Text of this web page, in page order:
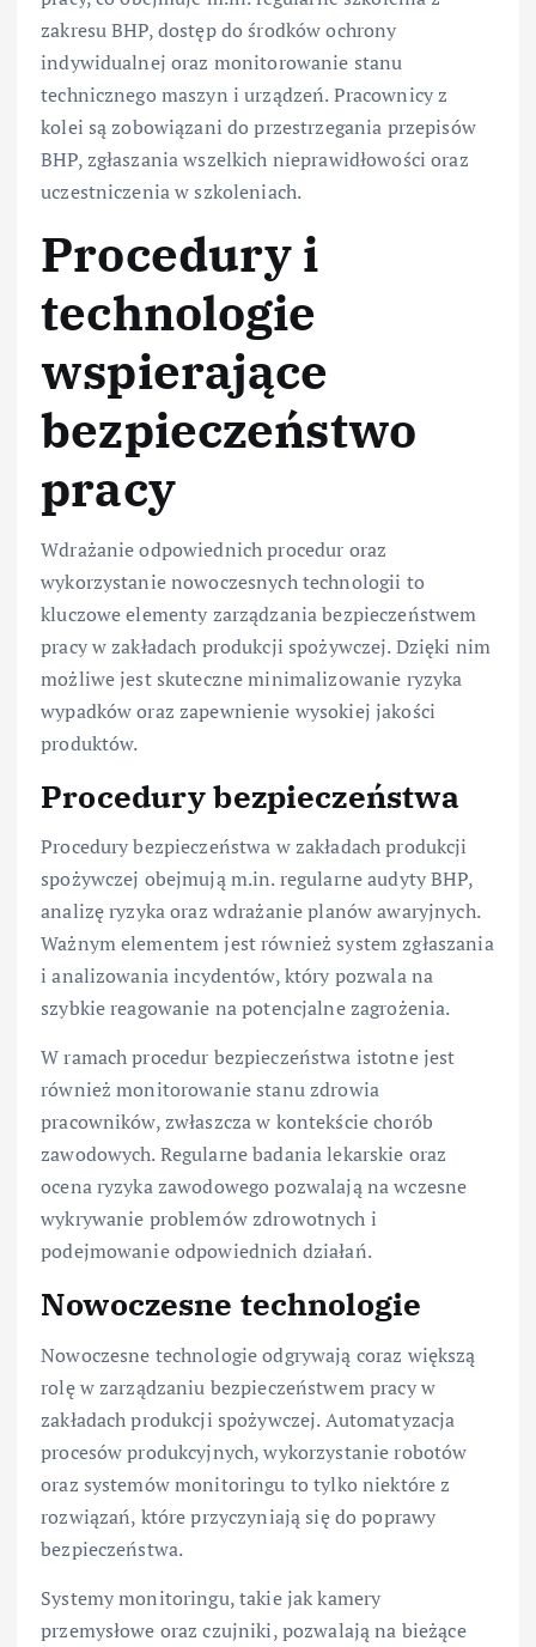
zakresu BHP, dostęp do środków ochrony
indywidualnej oraz monitorowanie stanu
technicznego maszyn i urządzeń. Pracownicy z
kolei są zobowiązani do przestrzegania przepisów
BHP, zgłaszania wszelkich nieprawidłowości oraz
uczestniczenia w szkoleniach.
Procedury i
technologie
wspierające
bezpieczeństwo
pracy
Wdrażanie odpowiednich procedur oraz
wykorzystanie nowoczesnych technologii to
kluczowe elementy zarządzania bezpieczeństwem
pracy w zakładach produkcji spożywczej. Dzięki nim
możliwe jest skuteczne minimalizowanie ryzyka
wypadków oraz zapewnienie wysokiej jakości
produktów.
Procedury bezpieczeństwa
Procedury bezpieczeństwa w zakładach produkcji
spożywczej obejmują m.in. regularne audyty BHP,
analizę ryzyka oraz wdrażanie planów awaryjnych.
Ważnym elementem jest również system zgłaszania
i analizowania incydentów, który pozwala na
szybkie reagowanie na potencjalne zagrożenia.
W ramach procedur bezpieczeństwa istotne jest
również monitorowanie stanu zdrowia
pracowników, zwłaszcza w kontekście chorób
zawodowych. Regularne badania lekarskie oraz
ocena ryzyka zawodowego pozwalają na wczesne
wykrywanie problemów zdrowotnych i
podejmowanie odpowiednich działań.
Nowoczesne technologie
Nowoczesne technologie odgrywają coraz większą
rolę w zarządzaniu bezpieczeństwem pracy w
zakładach produkcji spożywczej. Automatyzacja
procesów produkcyjnych, wykorzystanie robotów
oraz systemów monitoringu to tylko niektóre z
rozwiązań, które przyczyniają się do poprawy
bezpieczeństwa.
Systemy monitoringu, takie jak kamery
przemysłowe oraz czujniki, pozwalają na bieżące